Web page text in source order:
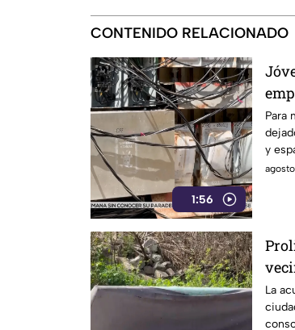
CONTENIDO RELACIONADO
1:56
Para
y
La